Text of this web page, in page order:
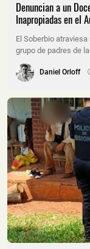
Denuncian a un
Inapropiadas en el
El Soberbio
grupo de padres de
Daniel Orloff